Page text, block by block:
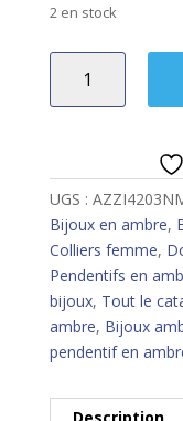
2 en stock
argent
doré
UGS :
Bijoux en ambre,
Colliers femme,
Pendentifs en
bijoux, Tout le
ambre, Bijoux
pendentif en